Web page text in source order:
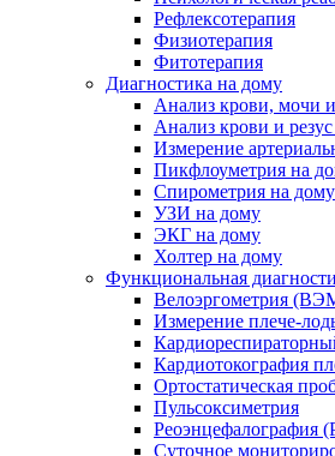
Рефлексотерапия
Физиотерапия
Фитотерапия
Диагностика на дому
Анализ крови, мочи
Анализ крови и
Измерение
Пикфлоуметрия на
Спирометрия на дому
УЗИ на дому
ЭКГ на дому
Холтер на дому
Функциональная
Велоэргометрия
Измерение плече-
Кардиотокография
Ортостатическая
Пульсоксиметрия
Реоэнцефалография
Суточное